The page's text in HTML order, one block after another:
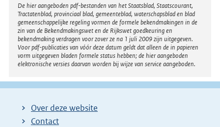
Disclaimer
De hier aangeboden pdf-bestanden van het Staatsblad, Staatscourant,
Tractatenblad, provinciaal blad, gemeenteblad, waterschapsblad en blad
gemeenschappelijke regeling vormen de formele bekendmakingen in de
zin van de Bekendmakingswet en de Rijkswet goedkeuring en
bekendmaking verdragen voor zover ze na 1 juli 2009 zijn uitgegeven.
Voor pdf-publicaties van vóór deze datum geldt dat alleen de in papieren
vorm uitgegeven bladen formele status hebben; de hier aangeboden
elektronische versies daarvan worden bij wijze van service aangeboden.
Over deze website
Contact